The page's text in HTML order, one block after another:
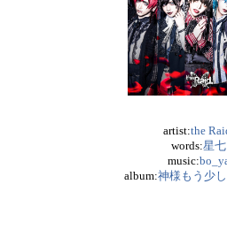
artist:the
words:星七
music:
album:神様もう少